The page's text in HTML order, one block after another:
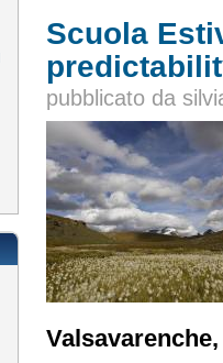
Scuola
pubblicato da